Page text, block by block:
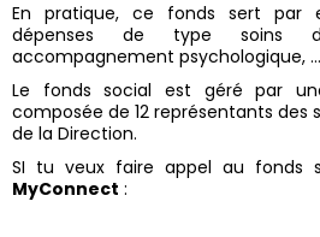
En pratique, ce fonds sert par
dépenses de type soins
accompagnement psychologique, …
Le fonds social est géré par
composée de 12 représentants des
de la Direction.
SI tu veux faire appel au fonds
MyConnect :